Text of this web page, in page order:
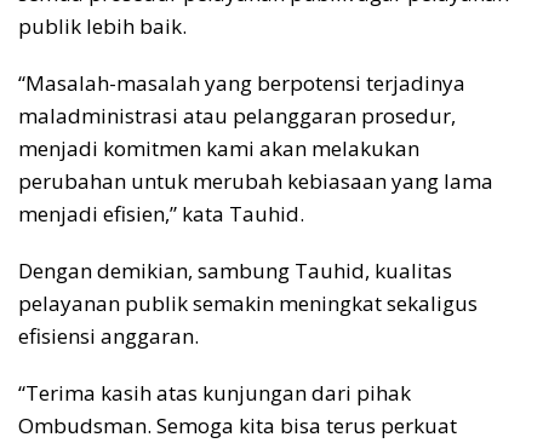
publik lebih baik.
“Masalah-masalah yang berpotensi terjadinya
maladministrasi atau pelanggaran prosedur,
menjadi komitmen kami akan melakukan
perubahan untuk merubah kebiasaan yang lama
menjadi efisien,” kata Tauhid.
Dengan demikian, sambung Tauhid, kualitas
pelayanan publik semakin meningkat sekaligus
efisiensi anggaran.
“Terima kasih atas kunjungan dari pihak
Ombudsman. Semoga kita bisa terus perkuat